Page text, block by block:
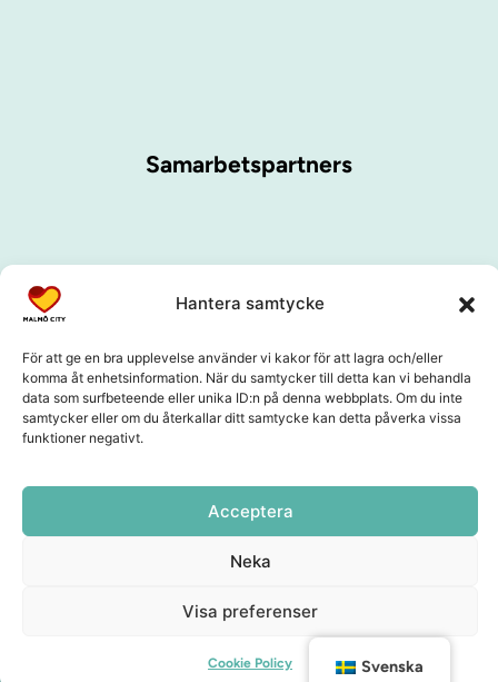
Hantera samtycke
För att ge en bra upplevelse använder vi kakor för att lagra och/eller
komma åt enhetsinformation. När du samtycker till detta kan vi behandla
data som surfbeteende eller unika ID:n på denna webbplats. Om du inte
samtycker eller om du återkallar ditt samtycke kan detta påverka vissa
funktioner negativt.
Acceptera
Neka
Visa preferenser
Cookie Policy
Samarbetspartners
Svenska